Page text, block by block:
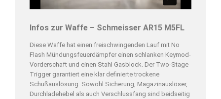
Infos zur Waffe – Schmeisser AR15 M5FL
Diese Waffe hat einen freischwingenden Lauf mit No
Flash Mündungsfeuerdämpfer einen schlanken Keymod-
Vorderschaft und einen Stahl Gasblock. Der Two-Stage
Trigger garantiert eine klar definierte trockene
Schußauslösung. Sowohl Sicherung, Magazinauslöser,
Durchladehebel als auch Verschlussfang sind beidseitig